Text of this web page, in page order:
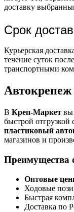
доставку
Срок
Курьерская
течение суток
транспортными
В Креп-Маркет вы
быстрой отгрузкой
пластиковый
магазинов и
Преимущества
Оптовые
Ходовые
Быстрая
Доставка по